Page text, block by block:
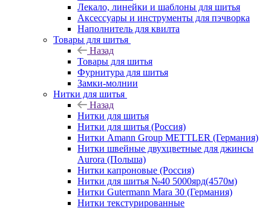
Лекало, линейки и шаблоны для шитья
Аксессуары и инструменты для пэчворка
Наполнитель для квилта
Товары для шитья
Назад
Товары для шитья
Фурнитура для шитья
Замки-молнии
Нитки для шитья
Назад
Нитки для шитья
Нитки для шитья (Россия)
Нитки Amann Group METTLER (Германия)
Нитки швейные двухцветные для джинсы
Aurora (Польша)
Нитки капроновые (Россия)
Нитки для шитья №40 5000ярд(4570м)
Нитки Gutermann Mara 30 (Германия)
Нитки текстурированные